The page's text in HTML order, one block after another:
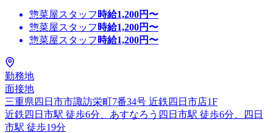
惣菜屋スタッフ 時給1,200円〜
惣菜屋スタッフ 時給1,200円〜
惣菜屋スタッフ 時給1,200円〜
勤務地
面接地
三重県四日市市諏訪栄町7番34号 近鉄四日市店1F
近鉄四日市駅 徒歩6分、あすなろう四日市駅 徒歩6分、四日
市駅 徒歩19分